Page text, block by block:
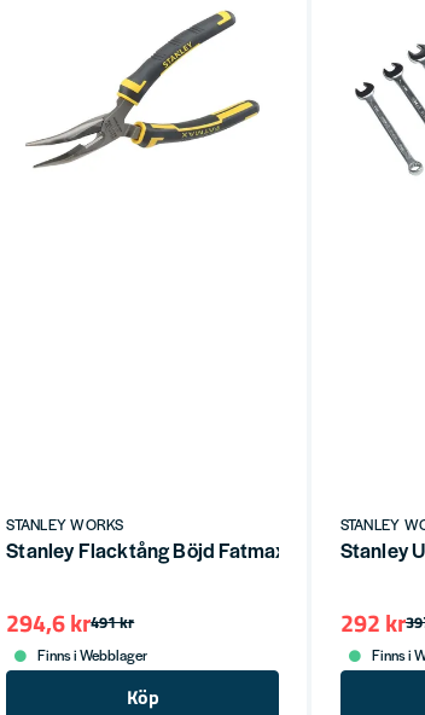
STANLEY WORKS
Stanley Flacktång Böjd Fatmax (160mm)
491 kr
294,6 kr
Finns i Webblager
Köp
STANLEY
Stanley
292 kr
Finns i